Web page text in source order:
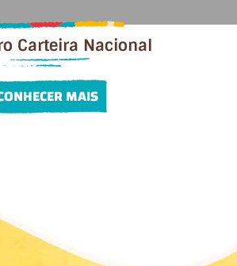
Carteira Nacional
MAIS